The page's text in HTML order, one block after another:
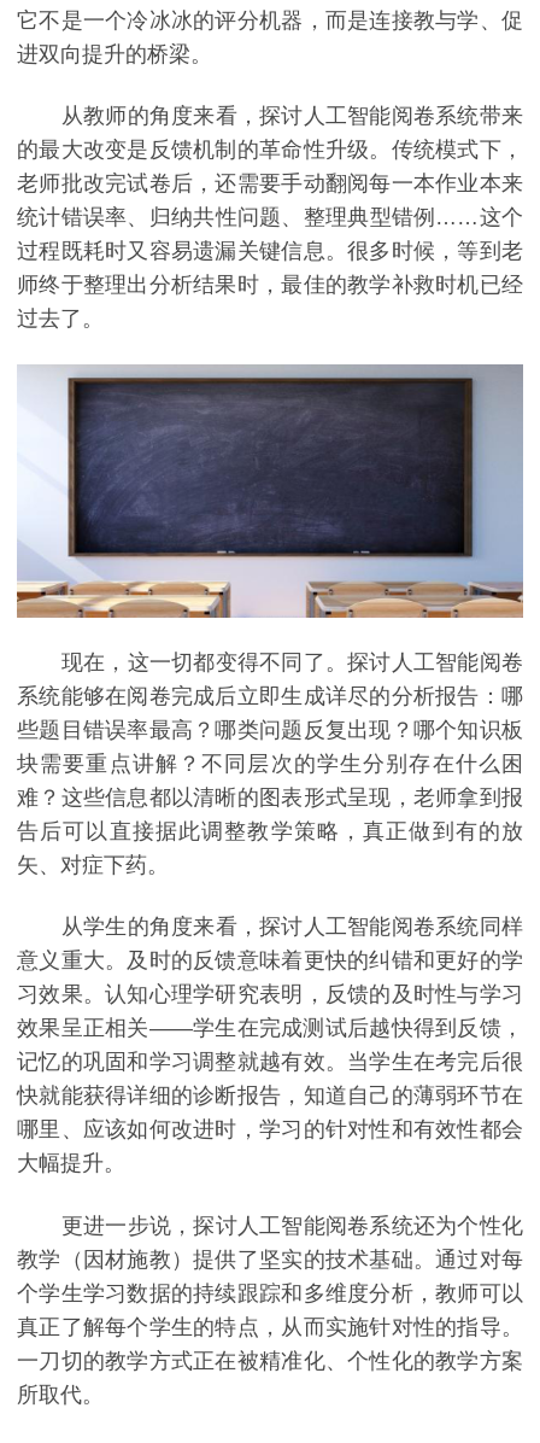
它不是一个冷冰冰的评分机器，而是连接教与学、促
进双向提升的桥梁。
从教师的角度来看，探讨人工智能阅卷系统带来
的最大改变是反馈机制的革命性升级。传统模式下，
老师批改完试卷后，还需要手动翻阅每一本作业本来
统计错误率、归纳共性问题、整理典型错例……这个
过程既耗时又容易遗漏关键信息。很多时候，等到老
师终于整理出分析结果时，最佳的教学补救时机已经
过去了。
现在，这一切都变得不同了。探讨人工智能阅卷
系统能够在阅卷完成后立即生成详尽的分析报告：哪
些题目错误率最高？哪类问题反复出现？哪个知识板
块需要重点讲解？不同层次的学生分别存在什么困
难？这些信息都以清晰的图表形式呈现，老师拿到报
告后可以直接据此调整教学策略，真正做到有的放
矢、对症下药。
从学生的角度来看，探讨人工智能阅卷系统同样
意义重大。及时的反馈意味着更快的纠错和更好的学
习效果。认知心理学研究表明，反馈的及时性与学习
效果呈正相关——学生在完成测试后越快得到反馈，
记忆的巩固和学习调整就越有效。当学生在考完后很
快就能获得详细的诊断报告，知道自己的薄弱环节在
哪里、应该如何改进时，学习的针对性和有效性都会
大幅提升。
更进一步说，探讨人工智能阅卷系统还为个性化
教学（因材施教）提供了坚实的技术基础。通过对每
个学生学习数据的持续跟踪和多维度分析，教师可以
真正了解每个学生的特点，从而实施针对性的指导。
一刀切的教学方式正在被精准化、个性化的教学方案
所取代。